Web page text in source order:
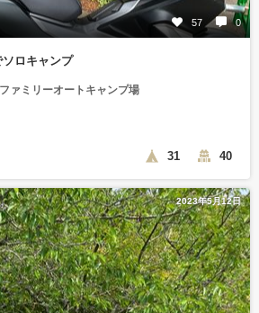
57 0
ロキャンプ
ァミリーオートキャンプ場
31 40
2023年5月12日